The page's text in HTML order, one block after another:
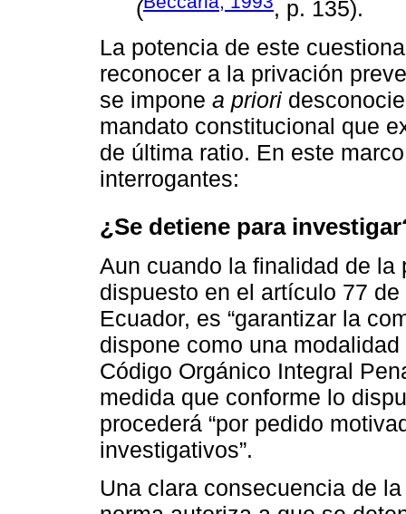
(
, p. 135).
La potencia de este
reconocer a la privación
se impone a priori
mandato constitucional que
de última ratio. En este
interrogantes:
¿Se detiene para
Aun cuando la finalidad de
dispuesto en el artículo 77
Ecuador, es “garantizar la
dispone como una
Código Orgánico Integral
medida que conforme lo
procederá “por pedido
investigativos”.
Una clara consecuencia de